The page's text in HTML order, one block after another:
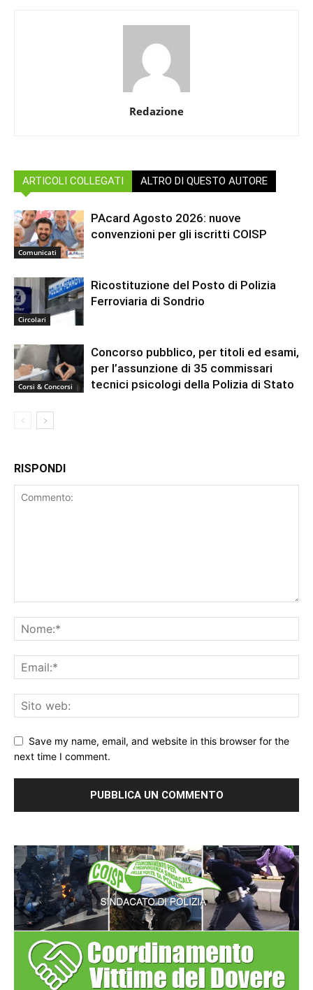
Redazione
ARTICOLI COLLEGATI ALTRO DI QUESTO AUTORE
Comunicati
PAcard Agosto 2026: nuove
convenzioni per gli iscritti COISP
Circolari
Ricostituzione del Posto di Polizia
Ferroviaria di Sondrio
Corsi & Concorsi
Concorso pubblico, per titoli ed esami,
per l’assunzione di 35 commissari
tecnici psicologi della Polizia di Stato
RISPONDI
Save my name, email, and website in this browser for the
next time I comment.